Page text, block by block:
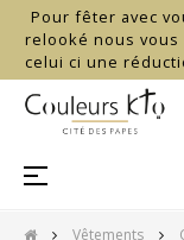
Pour fêter avec
relooké nous
celui ci une
Basculer
navigation
☰
Vêtements